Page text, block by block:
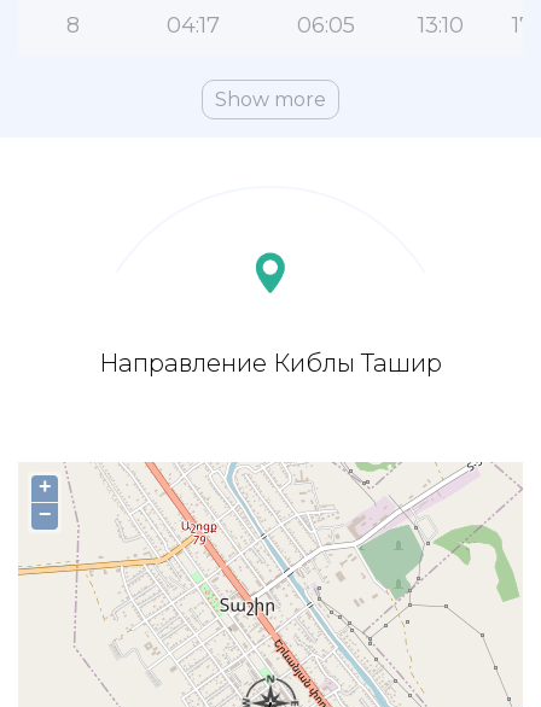
8 04:17 06:05 13:10
Show more
Направление Киблы Ташир
+
−